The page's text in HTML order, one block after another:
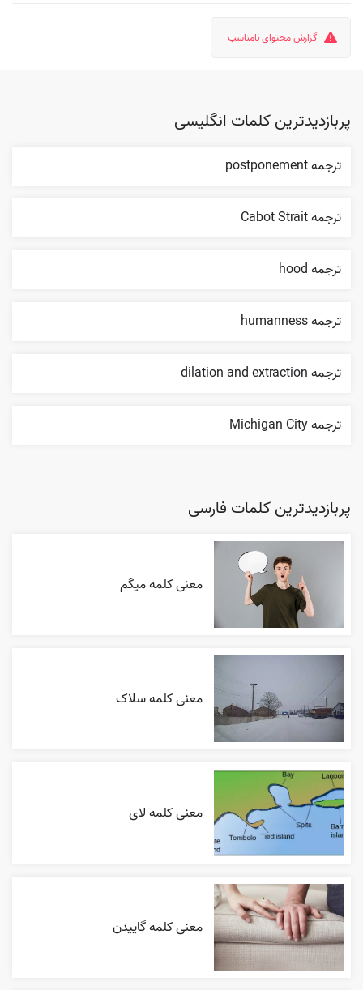
گزارش محتوای نامناسب
پربازدیدترین کلمات انگلیسی
ترجمه postponement
ترجمه Cabot Strait
ترجمه hood
ترجمه humanness
ترجمه dilation and extraction
ترجمه Michigan City
پربازدیدترین کلمات فارسی
معنی کلمه میگم
معنی کلمه سلاک
معنی کلمه لای
معنی کلمه گاییدن